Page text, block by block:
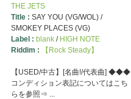
THE JETS
Title : SAY YOU (VG/WOL) /
SMOKEY PLACES (VG)
Label : blank/ HIGH NOTE
Riddim :
【Rock Steady】
【USED/中古】[名曲!/代表曲] ◆◆◆
コンディション表記についてはこち
らを参照⇒ ...